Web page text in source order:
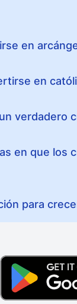
en
en
verdadero
en que los
para